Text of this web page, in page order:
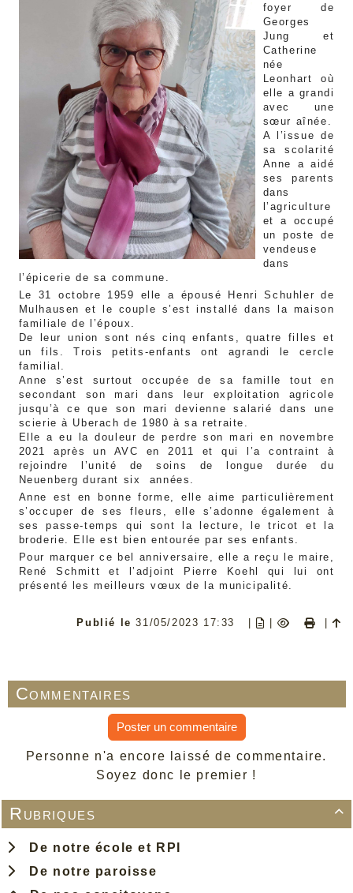

Rubriques
De notre école et RPI
De notre paroisse
foyer de
Georges
Jung et
Catherine
née
Leonhart où
elle a grandi
avec une
sœur aînée.
A l’issue de
sa scolarité
Anne a aidé
ses parents
dans
l’agriculture
et a occupé
un poste de
vendeuse
dans
l’épicerie de sa commune.
Le 31 octobre 1959 elle a épousé Henri Schuhler de
Mulhausen et le couple s’est installé dans la maison
familiale de l’époux.
De leur union sont nés cinq enfants, quatre filles et
un fils. Trois petits-enfants ont agrandi le cercle
familial.
Anne s’est surtout occupée de sa famille tout en
secondant son mari dans leur exploitation agricole
jusqu’à ce que son mari devienne salarié dans une
scierie à Uberach de 1980 à sa retraite.
Elle a eu la douleur de perdre son mari en novembre
2021 après un AVC en 2011 et qui l’a contraint à
rejoindre l’unité de soins de longue durée du
Neuenberg durant six années.
Anne est en bonne forme, elle aime particulièrement
s’occuper de ses fleurs, elle s’adonne également à
ses passe-temps qui sont la lecture, le tricot et la
broderie. Elle est bien entourée par ses enfants.
Pour marquer ce bel anniversaire, elle a reçu le maire,
René Schmitt et l’adjoint Pierre Koehl qui lui ont
présenté les meilleurs vœux de la municipalité.
Publié le31/05/2023 17:33 |
Commentaires
Poster un commentaire
Personne n'a encore laissé de commentaire.
Soyez donc le premier !